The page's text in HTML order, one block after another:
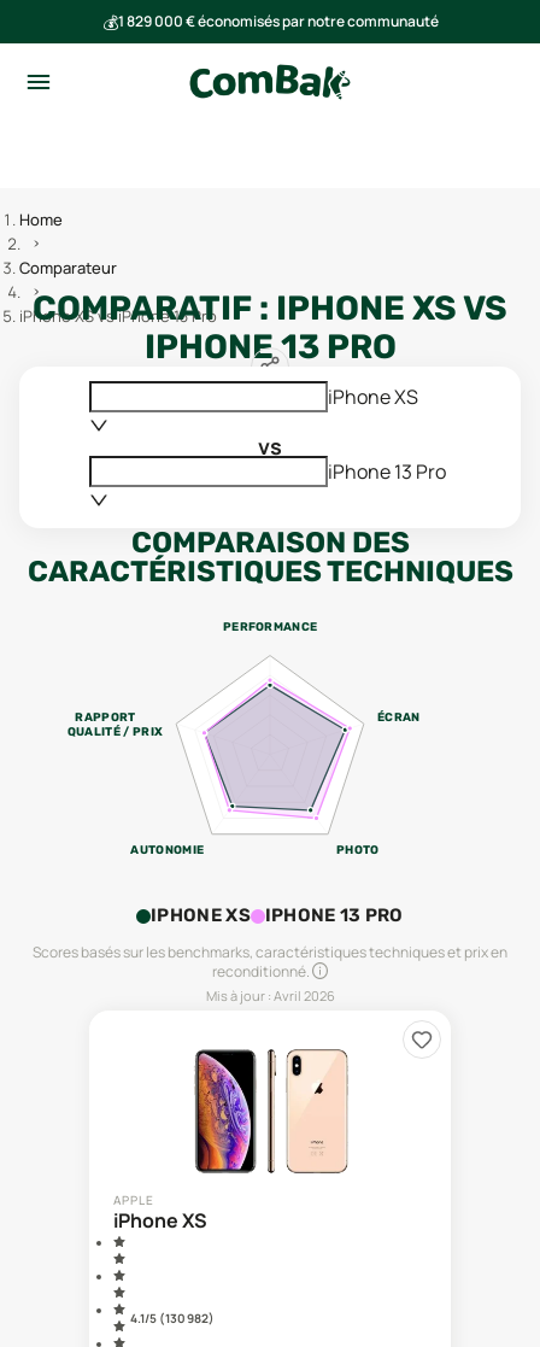
💰1 829 000 € économisés par notre communauté
Home
Comparateur
iPhone XS vs iPhone 13 Pro
COMPARATIF : IPHONE XSVS
IPHONE 13 PRO
iPhone XS
vs
iPhone 13 Pro
COMPARAISON DES
CARACTÉRISTIQUES TECHNIQUES
PERFORMANCE
ÉCRAN
PHOTO
AUTONOMIE
RAPPORT
QUALITÉ / PRIX
IPHONE XS IPHONE 13 PRO
Scores basés sur les benchmarks, caractéristiques techniques et prix en
reconditionné.
Mis à jour : Avril 2026
APPLE
iPhone XS
4.1/5 (130 982)